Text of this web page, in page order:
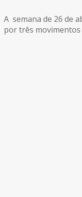
A semana de 26 de
por três movimentos